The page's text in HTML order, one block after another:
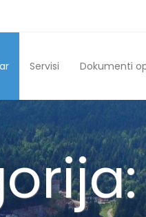
Servisi Dokumenti